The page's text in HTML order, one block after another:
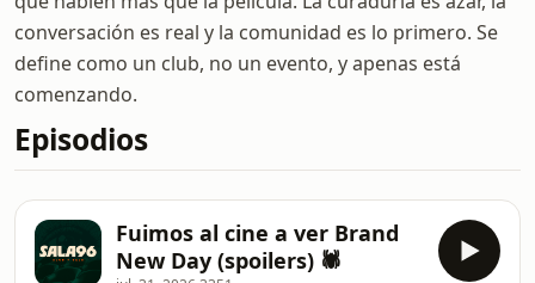
conversación es real y la comunidad es lo primero. Se
define como un club, no un evento, y apenas está
comenzando.
Episodios
Fuimos al cine a ver Brand
New Day (spoilers) 🕷️